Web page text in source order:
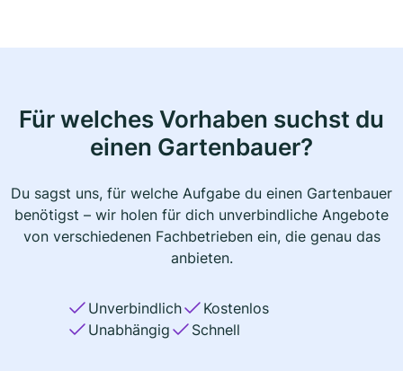
Für welches Vorhaben suchst du
einen Gartenbauer?
Du sagst uns, für welche Aufgabe du einen Gartenbauer
benötigst – wir holen für dich unverbindliche Angebote
von verschiedenen Fachbetrieben ein, die genau das
anbieten.
Unverbindlich
Kostenlos
Unabhängig
Schnell